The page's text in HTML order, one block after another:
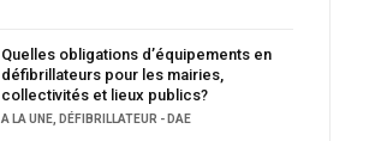
Quelles obligations d’équipements en
défibrillateurs pour les mairies,
collectivités et lieux publics?
A LA UNE DÉFIBRILLATEUR - DAE